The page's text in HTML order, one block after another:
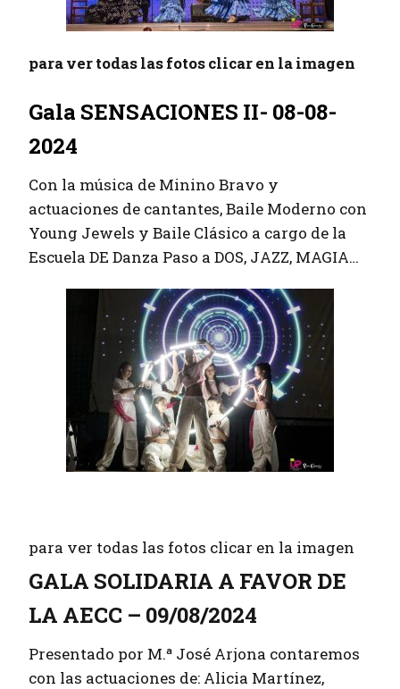
para ver todas las fotos clicar en la imagen
Gala SENSACIONES II- 08-08-
2024
Con la música de Minino Bravo y
actuaciones de cantantes, Baile Moderno con
Young Jewels y Baile Clásico a cargo de la
Escuela DE Danza Paso a DOS, JAZZ, MAGIA…
para ver todas las fotos clicar en la imagen
GALA SOLIDARIA A FAVOR DE
LA AECC – 09/08/2024
Presentado por M.ª José Arjona contaremos
con las actuaciones de: Alicia Martínez,